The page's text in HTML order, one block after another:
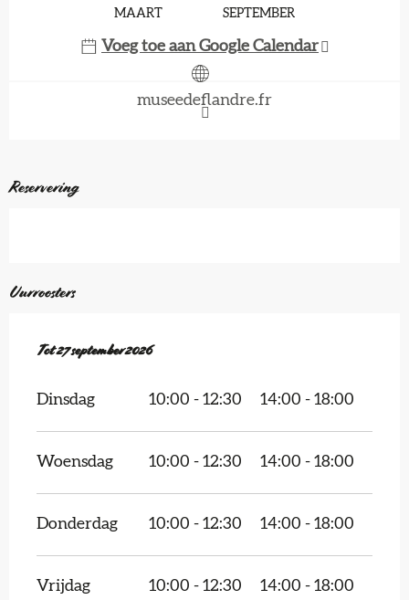
MAART SEPTEMBER
Voeg toe aan Google Calendar
museedeflandre.fr
Reservering
Uurroosters
Vanaf28 maart 2026tot
Tot27 september 2026
Dinsdag 10:00 - 12:30 14:00 - 18:00
Woensdag 10:00 - 12:30 14:00 - 18:00
Donderdag 10:00 - 12:30 14:00 - 18:00
Vrijdag 10:00 - 12:30 14:00 - 18:00